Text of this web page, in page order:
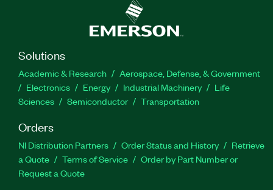
Solutions
Academic & Research
Aerospace, Defense, & Government
Electronics
Energy Industrial Machinery
Life
Sciences
Semiconductor Transportation
Orders
NI Distribution Partners Order Status and History
Retrieve
a Quote
Terms of Service
Order by Part Number or
Request a Quote